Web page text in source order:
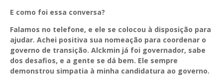
E como foi essa conversa?
Falamos no telefone, e ele se colocou à disposição para
ajudar. Achei positiva sua nomeação para coordenar o
governo de transição. Alckmin já foi governador, sabe
dos desafios, e a gente se dá bem. Ele sempre
demonstrou simpatia à minha candidatura ao governo.